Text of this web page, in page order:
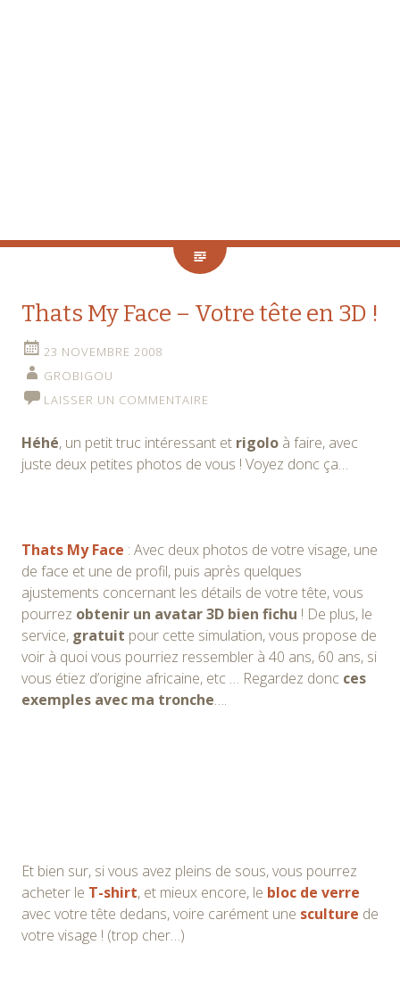
Thats My Face – Votre tête en 3D !
23 NOVEMBRE 2008
GROBIGOU
LAISSER UN COMMENTAIRE
Héhé, un petit truc intéressant et rigolo à faire, avec
juste deux petites photos de vous ! Voyez donc ça…
Thats My Face : Avec deux photos de votre visage, une
de face et une de profil, puis après quelques
ajustements concernant les détails de votre tête, vous
pourrez obtenir un avatar 3D bien fichu ! De plus, le
service, gratuit pour cette simulation, vous propose de
voir à quoi vous pourriez ressembler à 40 ans, 60 ans, si
vous étiez d’origine africaine, etc … Regardez donc ces
exemples avec ma tronche….
Et bien sur, si vous avez pleins de sous, vous pourrez
acheter le T-shirt, et mieux encore, le bloc de verre
avec votre tête dedans, voire carément une sculture de
votre visage ! (trop cher…)